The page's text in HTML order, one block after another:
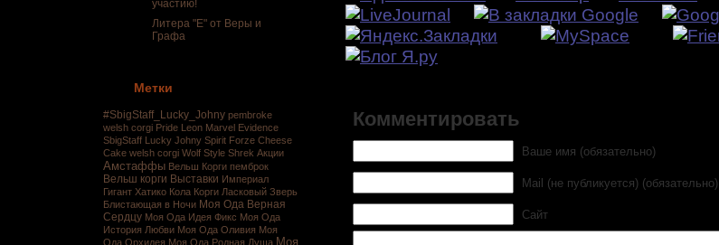
участию!
Литера "Е" от Веры и
Графа
Метки
#SbigStaff_Lucky_Johny pembroke
welsh corgi Pride Leon Marvel Evidence
SbigStaff Lucky Johny Spirit Forze Cheese
Cake welsh corgi Wolf Style Shrek Акции
Амстаффы Вельш Корги пемброк
Вельш корги Выставки Империал
Гигант Хатико Кола Корги Ласковый Зверь
Блистающая в Ночи Моя Ода Верная
Сердцу Моя Ода Идея Фикс Моя Ода
История Любви Моя Ода Оливия Моя
Ода Орхидея Моя Ода Родная Душа Моя
Комментировать
Ваше имя (обязательно)
Mail (не публикуется) (обязательно)
Сайт